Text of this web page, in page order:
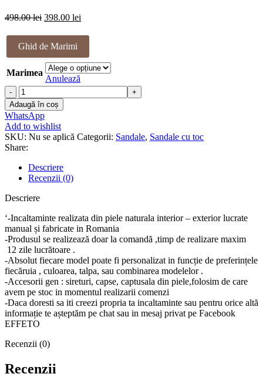
498.00lei Prețul
a
fost:
498.00 lei.
398.00 lei
este:
Ghid de Marimi
Marimea
Anulează
Cantitate
Sandale
piele
naturala
Cheryl
Adaugă în coș
WhatsApp
Add to wishlist
SKU: Nu se aplică Categorii: Sandale, Sandale cu toc
Share:
Descriere
Recenzii (0)
Descriere
‘-Incaltaminte realizata din piele naturala interior – exterior lucrate
manual și fabricate in Romania
-Produsul se realizează doar la comandă ,timp de realizare maxim
12 zile lucrătoare .
-Absolut fiecare model poate fi personalizat in funcție de preferințele
fiecăruia , culoarea, talpa, sau combinarea modelelor .
-Accesorii gen : sireturi, capse, captusala din piele,folosim de care
avem pe stoc in momentul realizarii comenzi
-Daca doresti sa iti creezi propria ta incaltaminte sau pentru orice altă
informație te așteptăm pe chat sau in mesaj privat pe Facebook
EFFETO
Recenzii (0)
Recenzii